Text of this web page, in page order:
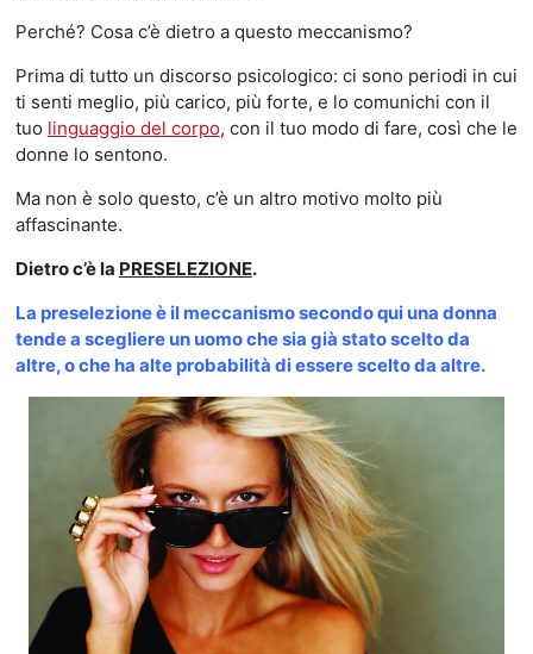
Perché? Cosa c’è dietro a questo meccanismo?
Prima di tutto un discorso psicologico: ci sono periodi in cui
ti senti meglio, più carico, più forte, e lo comunichi con il
tuo linguaggio del corpo, con il tuo modo di fare, così che le
donne lo sentono.
Ma non è solo questo, c’è un altro motivo molto più
affascinante.
Dietro c’è la PRESELEZIONE.
La preselezione è il meccanismo secondo qui una donna
tende a scegliere un uomo che sia già stato scelto da
altre, o che ha alte probabilità di essere scelto da altre.